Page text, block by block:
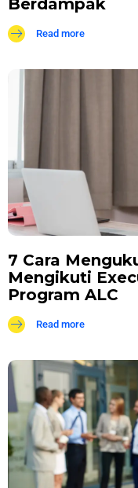
Read more
7 Cara
Mengikuti
Program ALC
Read more